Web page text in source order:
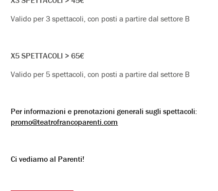
Valido per 3 spettacoli, con posti a partire dal settore B
X5 SPETTACOLI > 65€
Valido per 5 spettacoli, con posti a partire dal settore B
Per informazioni e prenotazioni generali sugli spettacoli:
promo@teatrofrancoparenti.com
Ci vediamo al Parenti!